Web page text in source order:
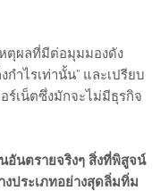
หตุผลที่มีต่อมุมมองดัง
กำไรเท่านั้น” และเปรียบ
เน็ตซึ่งมักจะไม่มีธุรกิจ
อันตรายจริงๆ สิ่งที่พิสูจน์
ประเภทอย่างสุดลิ่มทิ่ม